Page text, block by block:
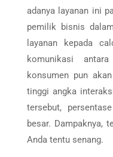
adanya layanan ini
pemilik bisnis
layanan kepada
komunikasi
konsumen pun
tinggi angka
tersebut,
besar. Dampaknya,
Anda tentu senang.